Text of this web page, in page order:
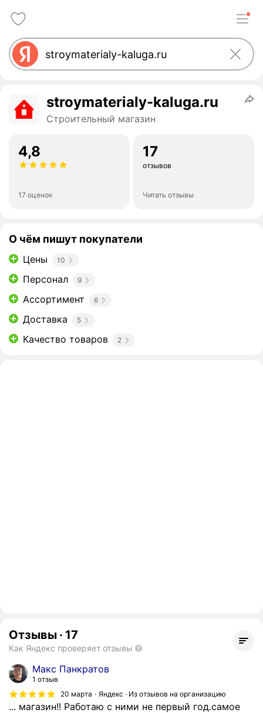
stroymaterialy-kaluga.ru
Строительный магазин
4,8
17 оценок
17
отзывов
Читать отзывы
О чём пишут покупатели
Цены 10
Персонал 9
Ассортимент 6
Доставка 5
Качество товаров 2
Отзывы · 17
Как Яндекс проверяет отзывы
Макс Панкратов
1 отзыв
20 марта
Яндекс · Из отзывов на организацию
... магазин!! Работаю с ними не первый год.самое